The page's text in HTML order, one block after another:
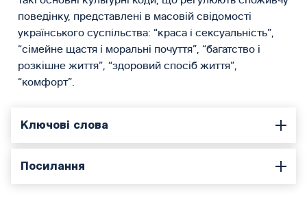
поведінку, представлені в масовій свідомості
українського суспільства: “краса і сексуальність”,
“сімейне щастя і моральні почуття”, “багатство і
розкішне життя”, “здоровий спосіб життя”,
“комфорт”.
Ключові слова
Посилання